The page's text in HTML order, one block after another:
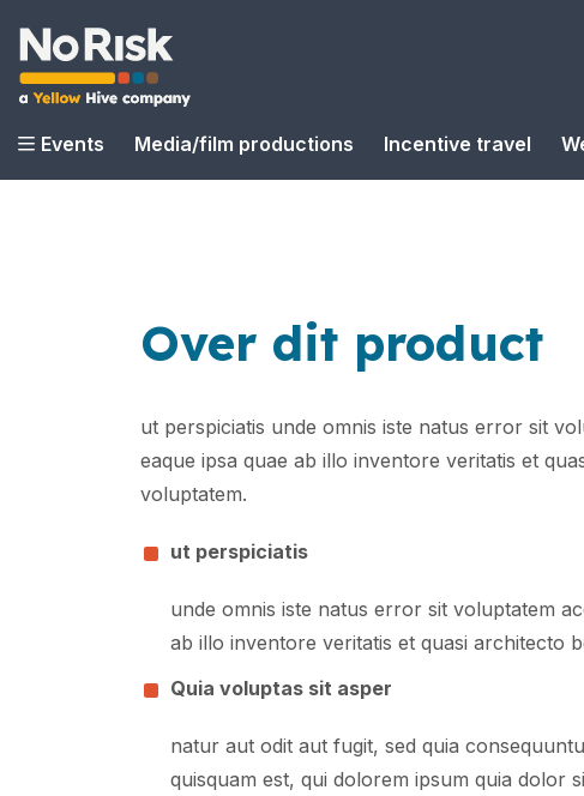
Events Media/film productions Incentive travel
Over dit product
ut perspiciatis unde omnis iste natus error sit
eaque ipsa quae ab illo inventore veritatis et
voluptatem.
ut perspiciatis
unde omnis iste natus error sit voluptatem
ab illo inventore veritatis et quasi architecto
Quia voluptas sit asper
natur aut odit aut fugit, sed quia
quisquam est, qui dolorem ipsum quia dolor